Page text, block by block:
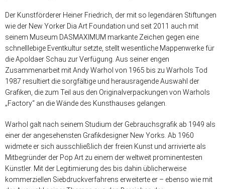
Der Kunstförderer Heiner Friedrich, der mit so legendären Stiftungen
wie der New Yorker Dia Art Foundation und seit 2011 auch mit
seinem Museum DASMAXIMUM markante Zeichen gegen eine
schnelllebige Eventkultur setzte, stellt wesentliche Mappenwerke für
die Apoldaer Schau zur Verfügung. Aus seiner engen
Zusammenarbeit mit Andy Warhol von 1965 bis zu Warhols Tod
1987 resultiert die sorgfältige und herausragende Auswahl der
Grafiken, die zum Teil aus den Originalverpackungen von Warhols
„Factory“ an die Wände des Kunsthauses gelangen.
Warhol galt nach seinem Studium der Gebrauchsgrafik ab 1949 als
einer der angesehensten Grafikdesigner New Yorks. Ab 1960
widmete er sich ausschließlich der freien Kunst und arrivierte als
Mitbegründer der Pop Art zu einem der weltweit prominentesten
Künstler. Mit der Legitimierung des bis dahin üblicherweise
kommerziellen Siebdruckverfahrens erweiterte er – ebenso wie mit